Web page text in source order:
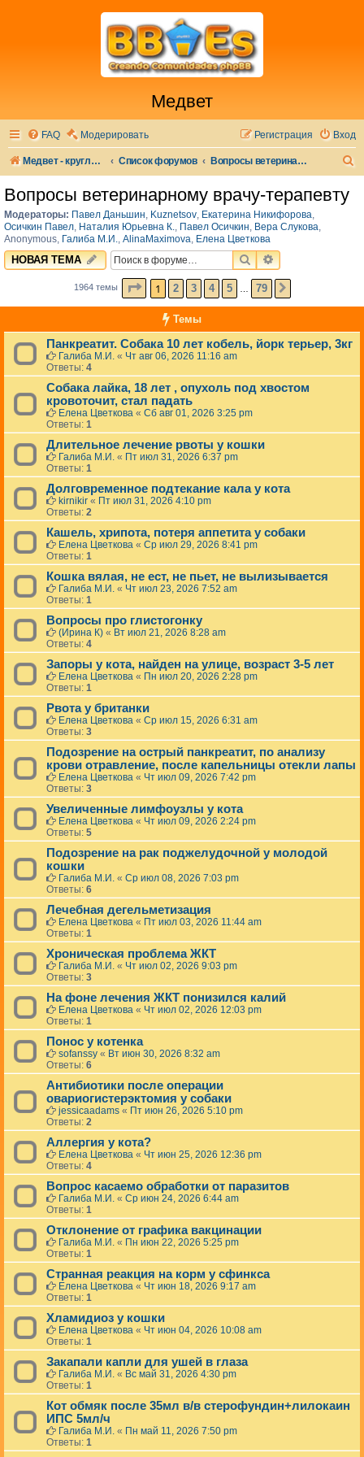
Медвет
FAQ Модерировать Вход
Регистрация
Медвет - круглосуточная ветеринарная клиника в Москве Список форумов Вопросы ветеринарному врачу-терапевту
Вопросы ветеринарному врачу-терапевту
Модераторы: Павел Даньшин, Kuznetsov, Екатерина Никифорова,
Осичкин Павел, Наталия Юрьевна К., Павел Осичкин, Вера Слукова,
Anonymous, Галиба М.И., AlinaMaximova, Елена Цветкова
НОВАЯ ТЕМА ПОИСКРАСШИРЕННЫЙ
1964 темы СТРАНИЦА ИЗ79
1 2 3 4 5 79
Темы
Панкреатит. Собака 10 лет кобель, йорк терьер, 3кг
Галиба М.И. « Чт авг 06, 2026 11:16 am
Ответы: 4
Собака лайка, 18 лет , опухоль под хвостом
кровоточит, стал падать
Елена Цветкова « Сб авг 01, 2026 3:25 pm
Ответы: 1
Длительное лечение рвоты у кошки
Галиба М.И. « Пт июл 31, 2026 6:37 pm
Ответы: 1
Долговременное подтекание кала у кота
kirnikir « Пт июл 31, 2026 4:10 pm
Ответы: 2
Кашель, хрипота, потеря аппетита у собаки
Елена Цветкова « Ср июл 29, 2026 8:41 pm
Ответы: 1
Кошка вялая, не ест, не пьет, не вылизывается
Галиба М.И. « Чт июл 23, 2026 7:52 am
Ответы: 1
Вопросы про глистогонку
(Ирина К) « Вт июл 21, 2026 8:28 am
Ответы: 4
Запоры у кота, найден на улице, возраст 3-5 лет
Елена Цветкова « Пн июл 20, 2026 2:28 pm
Ответы: 1
Рвота у британки
Елена Цветкова « Ср июл 15, 2026 6:31 am
Ответы: 3
Подозрение на острый панкреатит, по анализу
крови отравление, после капельницы отекли лапы
Елена Цветкова « Чт июл 09, 2026 7:42 pm
Ответы: 3
Увеличенные лимфоузлы у кота
Елена Цветкова « Чт июл 09, 2026 2:24 pm
Ответы: 5
Подозрение на рак поджелудочной у молодой
кошки
Галиба М.И. « Ср июл 08, 2026 7:03 pm
Ответы: 6
Лечебная дегельметизация
Елена Цветкова « Пт июл 03, 2026 11:44 am
Ответы: 1
Хроническая проблема ЖКТ
Галиба М.И. « Чт июл 02, 2026 9:03 pm
Ответы: 3
На фоне лечения ЖКТ понизился калий
Елена Цветкова « Чт июл 02, 2026 12:03 pm
Ответы: 1
Понос у котенка
sofanssy « Вт июн 30, 2026 8:32 am
Ответы: 6
Антибиотики после операции
овариогистерэктомия у собаки
jessicaadams « Пт июн 26, 2026 5:10 pm
Ответы: 2
Аллергия у кота?
Елена Цветкова « Чт июн 25, 2026 12:36 pm
Ответы: 4
Вопрос касаемо обработки от паразитов
Галиба М.И. « Ср июн 24, 2026 6:44 am
Ответы: 1
Отклонение от графика вакцинации
Галиба М.И. « Пн июн 22, 2026 5:25 pm
Ответы: 1
Странная реакция на корм у сфинкса
Елена Цветкова « Чт июн 18, 2026 9:17 am
Ответы: 1
Хламидиоз у кошки
Елена Цветкова « Чт июн 04, 2026 10:08 am
Ответы: 1
Закапали капли для ушей в глаза
Галиба М.И. « Вс май 31, 2026 4:30 pm
Ответы: 1
Кот обмяк после 35мл в/в стерофундин+лилокаин
ИПС 5мл/ч
Галиба М.И. « Пн май 11, 2026 7:50 pm
Ответы: 1